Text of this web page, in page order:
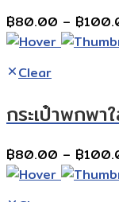
฿80.00 – ฿
Clear
กระเป๋าพกพา
฿80.00 – ฿